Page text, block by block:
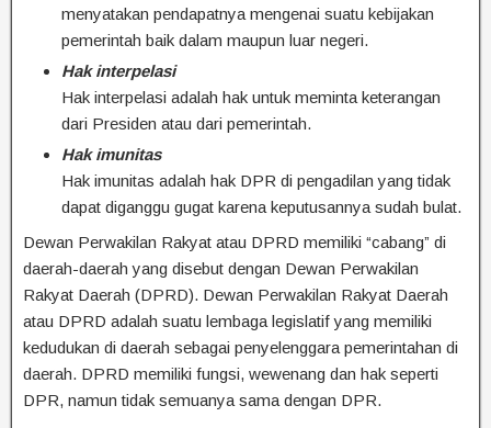
menyatakan pendapatnya mengenai suatu kebijakan
pemerintah baik dalam maupun luar negeri.
Hak interpelasi
Hak interpelasi adalah hak untuk meminta keterangan
dari Presiden atau dari pemerintah.
Hak imunitas
Hak imunitas adalah hak DPR di pengadilan yang tidak
dapat diganggu gugat karena keputusannya sudah bulat.
Dewan Perwakilan Rakyat atau DPRD memiliki “cabang” di
daerah-daerah yang disebut dengan Dewan Perwakilan
Rakyat Daerah (DPRD). Dewan Perwakilan Rakyat Daerah
atau DPRD adalah suatu lembaga legislatif yang memiliki
kedudukan di daerah sebagai penyelenggara pemerintahan di
daerah. DPRD memiliki fungsi, wewenang dan hak seperti
DPR, namun tidak semuanya sama dengan DPR.